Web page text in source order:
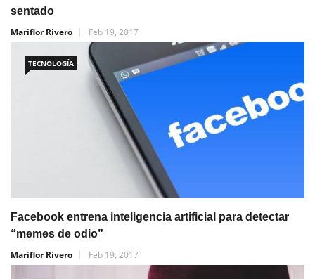
sentado
Mariflor Rivero
Feb 19, 2017
TECNOLOGÍA
Facebook entrena inteligencia artificial para detectar
“memes de odio”
Mariflor Rivero
Feb 19, 2017